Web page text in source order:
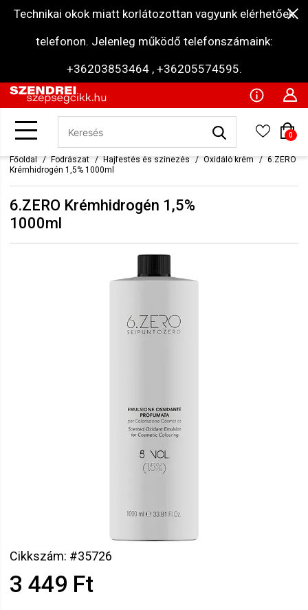
Technikai okok miatt korlátozottan vagyunk elérhetőek
telefonon. Jelenleg működő telefonszámaink:
+36203853464 , +36205574595.
0
Főoldal Fodrászat Hajfestés és színezés Oxidáló krém
6.ZERO
Krémhidrogén 1,5% 1000ml
6.ZERO Krémhidrogén 1,5%
1000ml
Cikkszám: #35726
3 449 Ft